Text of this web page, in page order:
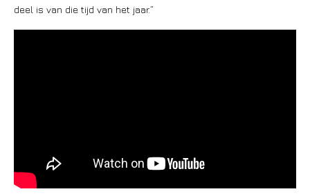
deel is van die tijd van het jaar.”